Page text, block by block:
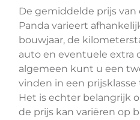
De gemiddelde prijs
Panda varieert
bouwjaar, de
auto en eventuele extra
algemeen kunt u een
vinden in een prijsklasse
Het is echter belangrijk
de prijs kan variëren op